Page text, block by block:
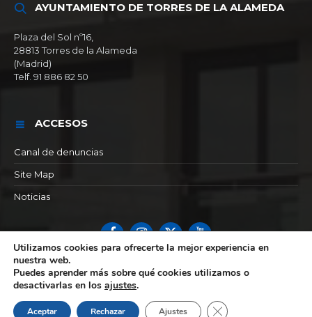
AYUNTAMIENTO DE TORRES DE LA ALAMEDA
Plaza del Sol nº16,
28813 Torres de la Alameda
(Madrid)
Telf. 91 886 82 50
ACCESOS
Canal de denuncias
Site Map
Noticias
FacebookInstagram
X YouTube
Utilizamos cookies para ofrecerte la mejor experiencia en
nuestra web.
Puedes aprender más sobre qué cookies utilizamos o
desactivarlas en los ajustes.
Aceptar Rechazar Ajustes Cerrar el banner de